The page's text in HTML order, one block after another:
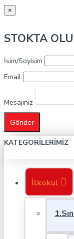
×
STOKTA
İsim/Soyisim
Email
Mesajınız
Gönder
KATEGORILERIMIZ
İlkokul